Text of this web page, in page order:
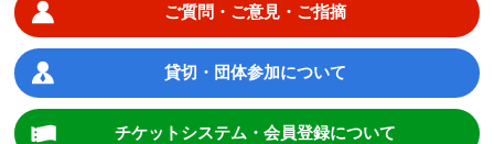
ご質問・ご意見・ご指摘
貸切・団体参加について
チケットシステム・会員登録について